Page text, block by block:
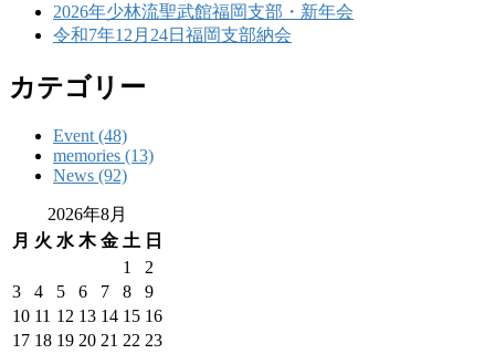
2026年少林流聖武館福岡支部・新年会
令和7年12月24日福岡支部納会
カテゴリー
Event (48)
memories (13)
News (92)
2026年8月
月 火 水 木 金 土 日
1
2
3
4 5 6 7 8
9
10 11 12 13 14 15 16
17 18 19 20 21 22 23